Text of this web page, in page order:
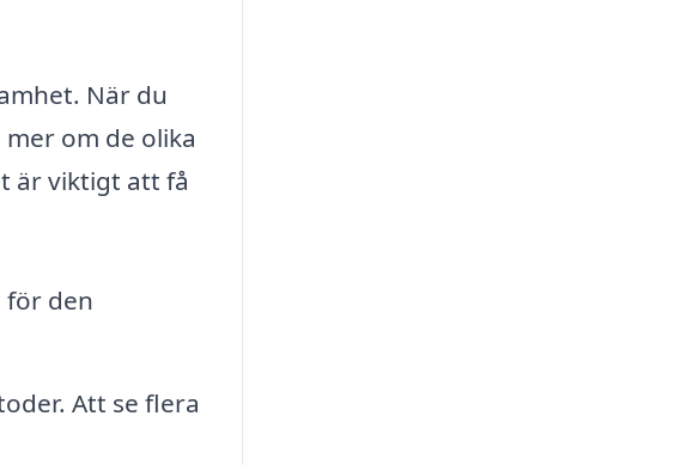
När du
om de olika
är viktigt att få
för den
Att se flera